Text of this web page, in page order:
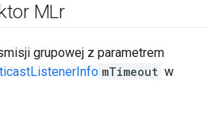
MLr
grupowej z parametrem
mTimeout w